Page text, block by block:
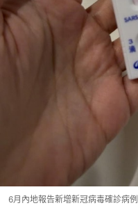
6月內地報告新增新冠病毒確診病